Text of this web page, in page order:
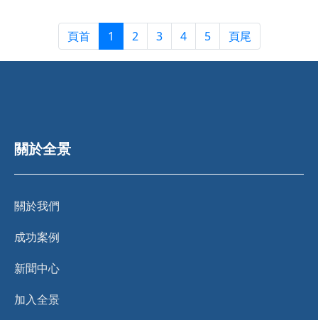
頁首 1 2 3 4 5 頁尾
關於全景
關於我們
成功案例
新聞中心
加入全景